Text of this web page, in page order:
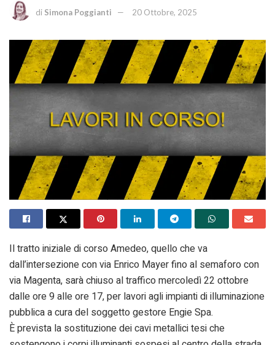
di Simona Poggianti 20 Ottobre, 2025
Il tratto iniziale di corso Amedeo, quello che va
dall’intersezione con via Enrico Mayer fino al semaforo con
via Magenta, sarà chiuso al traffico mercoledì 22 ottobre
dalle ore 9 alle ore 17, per lavori agli impianti di illuminazione
pubblica a cura del soggetto gestore Engie Spa.
È prevista la sostituzione dei cavi metallici tesi che